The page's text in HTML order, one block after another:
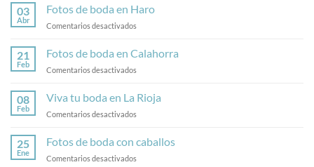
03
Abr
Fotos de boda en Haro
Comentarios desactivados
de
en
21
Feb
Fotos de boda en Calahorra
Comentarios desactivados
de
boda
en
08
Feb
Viva tu boda en La Rioja
Comentarios desactivados
en
25
Ene
Fotos de boda con caballos
Comentarios desactivados